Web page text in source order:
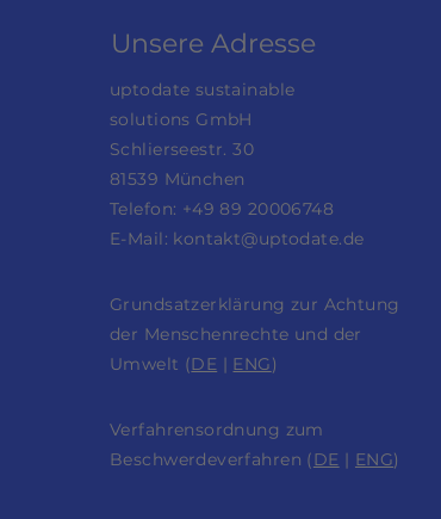
Unsere Adresse
uptodate sustainable
solutions GmbH
Schlierseestr. 30
81539 München
Telefon: +49 89 20006748
E-Mail: kontakt@uptodate.de
Grundsatzerklärung zur Achtung
der Menschenrechte und der
Umwelt (DE | ENG)
Verfahrensordnung zum
Beschwerdeverfahren (DE | ENG)